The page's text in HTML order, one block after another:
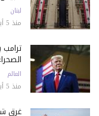
لبنان
منذ 5 أيام
العالم
منذ 5 أيام
غرق